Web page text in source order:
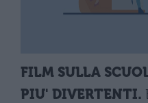
FILM SULLA
PIU' DIVERTENTI.